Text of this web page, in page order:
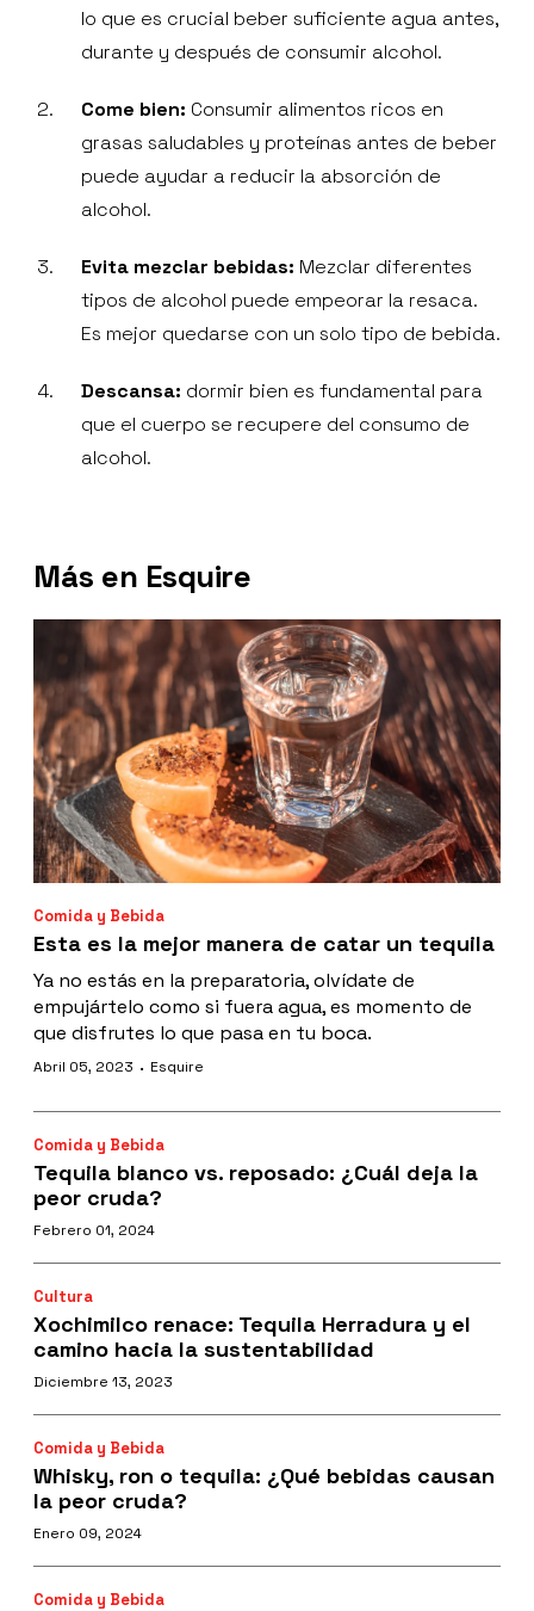
lo que es crucial beber suficiente agua antes,
durante y después de consumir alcohol.
Come bien: Consumir alimentos ricos en
grasas saludables y proteínas antes de beber
puede ayudar a reducir la absorción de
alcohol.
Evita mezclar bebidas: Mezclar diferentes
tipos de alcohol puede empeorar la resaca.
Es mejor quedarse con un solo tipo de bebida.
Descansa: dormir bien es fundamental para
que el cuerpo se recupere del consumo de
alcohol.
Más en Esquire
Comida y Bebida
Esta es la mejor manera de catar un tequila
Ya no estás en la preparatoria, olvídate de
empujártelo como si fuera agua, es momento de
que disfrutes lo que pasa en tu boca.
Abril 05, 2023 · Esquire
Comida y Bebida
Tequila blanco vs. reposado: ¿Cuál deja la
peor cruda?
Febrero 01, 2024
Cultura
Xochimilco renace: Tequila Herradura y el
camino hacia la sustentabilidad
Diciembre 13, 2023
Comida y Bebida
Whisky, ron o tequila: ¿Qué bebidas causan
la peor cruda?
Enero 09, 2024
Comida y Bebida